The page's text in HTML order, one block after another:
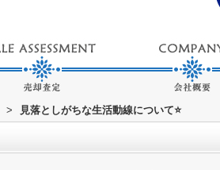
> 見落としがちな生活動線について⭐️